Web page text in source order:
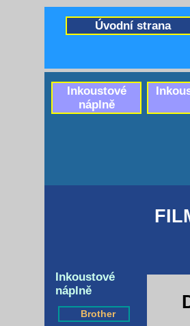
Inkoustové
náplně
Brother
Úvodní strana
Inkoustové
náplně